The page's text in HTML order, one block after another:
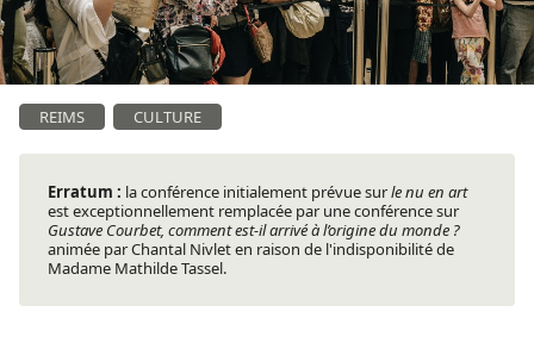
REIMS CULTURE
Erratum : la conférence initialement prévue surle nu en art
est exceptionnellement remplacée par une conférence sur
Gustave Courbet, comment est-il arrivé à l’origine du monde ?
animée par Chantal Nivlet en raison de l'indisponibilité de
Madame Mathilde Tassel.